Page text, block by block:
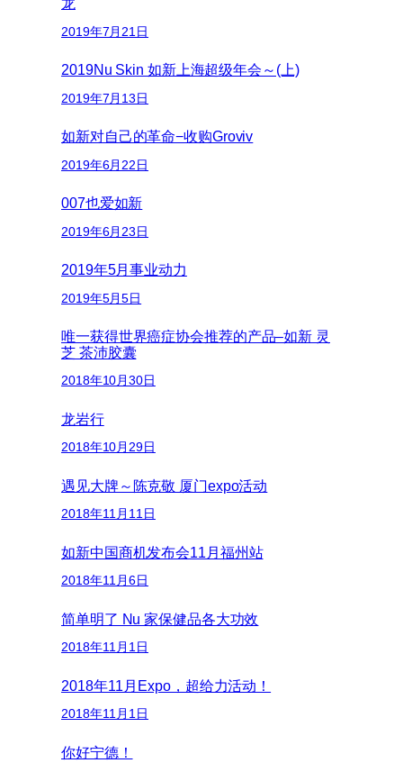
2019年7月21日
2019Nu Skin 如新上海超级年会～(上)
2019年7月13日
如新对自己的革命−收购Groviv
2019年6月22日
007也爱如新
2019年6月23日
2019年5月事业动力
2019年5月5日
唯一获得世界癌症协会推荐的产品–如新 灵
芝 茶沛胶囊
2018年10月30日
龙岩行
2018年10月29日
遇见大牌～陈克敬 厦门expo活动
2018年11月11日
如新中国商机发布会11月福州站
2018年11月6日
简单明了 Nu 家保健品各大功效
2018年11月1日
2018年11月Expo，超给力活动！
2018年11月1日
你好宁德！